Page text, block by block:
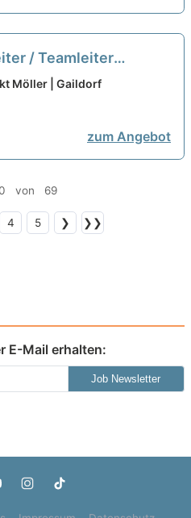
/ Teamleiter
(m/w/d)
Möller | Gaildorf
zum Angebot
von 69
4 5 ❯ ❯❯
E-Mail erhalten:
Job Newsletter